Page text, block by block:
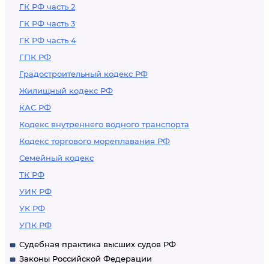
ГК РФ часть 2
ГК РФ часть 3
ГК РФ часть 4
ГПК РФ
Градостроительный кодекс РФ
Жилищный кодекс РФ
КАС РФ
Кодекс внутреннего водного транспорта
Кодекс торгового мореплавания РФ
Семейный кодекс
ТК РФ
УИК РФ
УК РФ
УПК РФ
Судебная практика высших судов РФ
Законы Российской Федерации